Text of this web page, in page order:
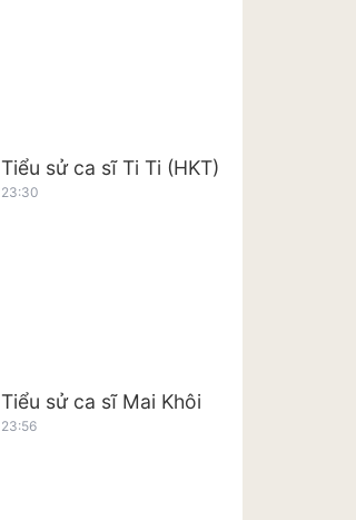
Tiểu sử ca sĩ Ti Ti (HKT)
23:30
Tiểu sử ca sĩ Mai Khôi
23:56